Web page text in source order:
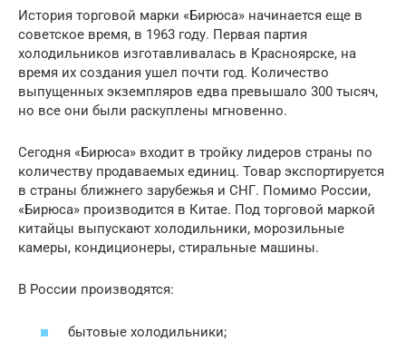
История торговой марки «Бирюса» начинается еще в
советское время, в 1963 году. Первая партия
холодильников изготавливалась в Красноярске, на
время их создания ушел почти год. Количество
выпущенных экземпляров едва превышало 300 тысяч,
но все они были раскуплены мгновенно.
Сегодня «Бирюса» входит в тройку лидеров страны по
количеству продаваемых единиц. Товар экспортируется
в страны ближнего зарубежья и СНГ. Помимо России,
«Бирюса» производится в Китае. Под торговой маркой
китайцы выпускают холодильники, морозильные
камеры, кондиционеры, стиральные машины.
В России производятся:
бытовые холодильники;